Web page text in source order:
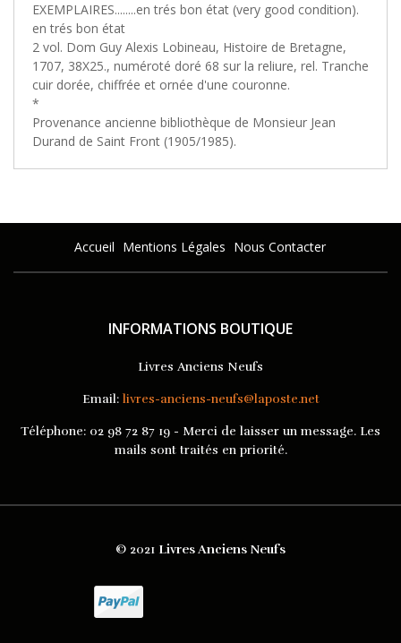
EXEMPLAIRES........en trés bon état (very good condition).
en trés bon état ‎
2 vol. Dom Guy Alexis Lobineau, Histoire de Bretagne,
1707, 38X25., numéroté doré 68 sur la reliure, rel. Tranche
cuir dorée, chiffrée et ornée d'une couronne.
*
Provenance ancienne bibliothèque de Monsieur Jean
Durand de Saint Front (1905/1985).
Accueil Mentions Légales Nous Contacter
INFORMATIONS BOUTIQUE
Livres Anciens Neufs
Email: livres-anciens-neufs@laposte.net
Téléphone: 02 98 72 87 19 - Merci de laisser un message. Les
mails sont traités en priorité.
© 2021 Livres Anciens Neufs